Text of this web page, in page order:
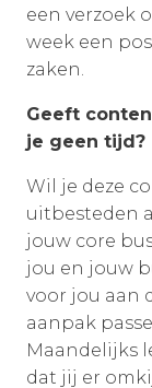
een verzoek
week een
zaken.
Geeft
je geen tijd?
Wil je deze
uitbesteden
jouw core
jou en jouw
voor jou aan
aanpak
Maandelijks
dat jij er